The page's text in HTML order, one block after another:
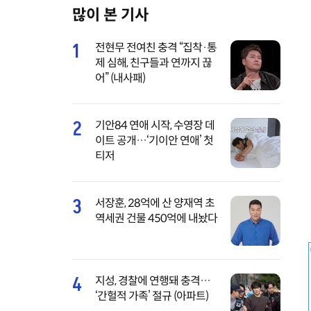
많이 본 기사
1
전현무 전여친 충격 “집착·통
제 심해, 친구들과 연까지 끊
어” (내사패)
2
기안84 연애 시작, 수영장 데
이트 공개…‘기이안 연애’ 첫
티저
3
서장훈, 28억에 산 양재역 초
역세권 건물 450억에 내놨다
4
지성, 경찰에 연행돼 충격…
‘간헐적 가족’ 절규 (아파트)